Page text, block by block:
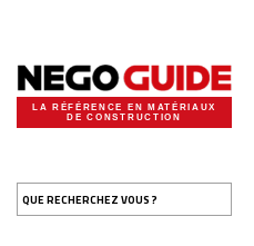
LA RÉFÉRENCE EN MATÉRIAUX
DE CONSTRUCTION
QUE RECHERCHEZ VOUS ?